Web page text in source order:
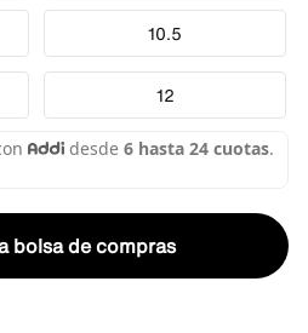
10.5
12
bolsa de compras